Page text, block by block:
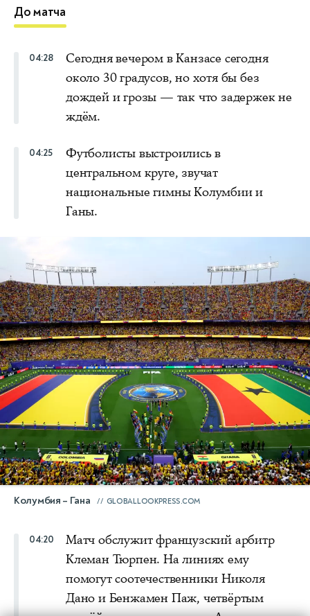
До матча
04:28
Сегодня вечером в Канзасе сегодня
около 30 градусов, но хотя бы без
дождей и грозы — так что задержек не
ждём.
04:25
Футболисты выстроились в
центральном круге, звучат
национальные гимны Колумбии и
Ганы.
Колумбия – Гана GLOBALLOOKPRESS.COM
04:20
Матч обслужит французский арбитр
Клеман Тюрпен. На линиях ему
помогут соотечественники Николя
Дано и Бенжамен Паж, четвёртым